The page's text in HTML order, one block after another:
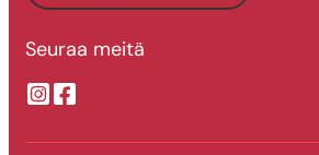
Seuraa meitä
Suonenjoen kaupungin Instragram
Suonenjoen kaupungin Facebook